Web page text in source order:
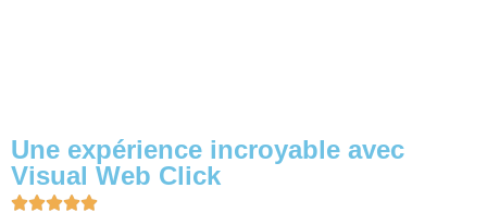
Une expérience incroyable avec
Visual Web Click
